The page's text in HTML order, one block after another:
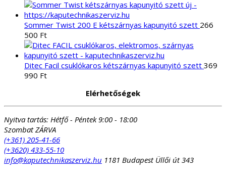
Sommer Twist 200 E kétszárnyas kapunyitó szett 266
500 Ft
Ditec Facil csuklókaros kétszárnyas kapunyitó szett 369
990 Ft
Elérhetőségek
Nyitva tartás: Hétfő - Péntek 9:00 - 18:00
Szombat ZÁRVA
(+361) 205-41-66
(+3620) 433-55-10
info@kaputechnikaszerviz.hu 1181 Budapest Üllői út 343